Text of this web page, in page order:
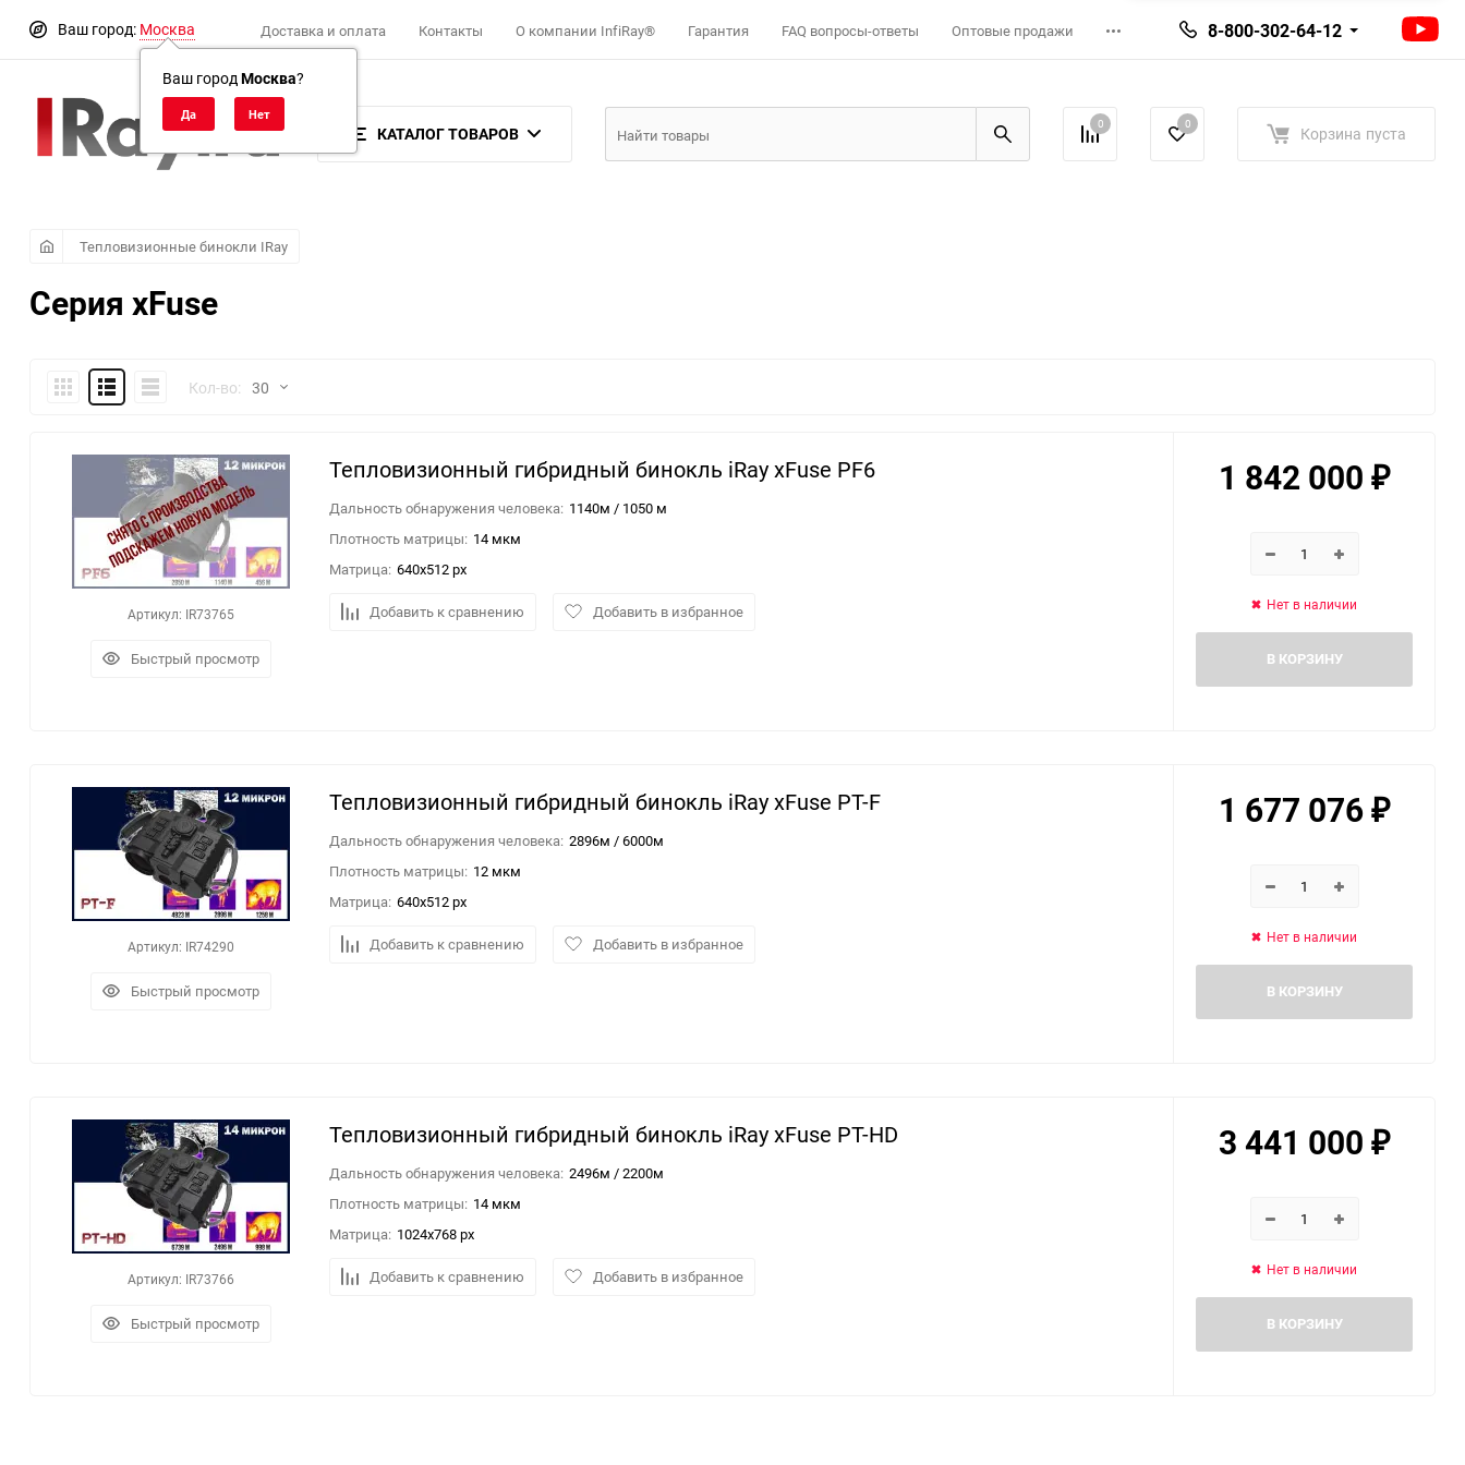
Ваш город: Москва
Ваш городМосква?
Доставка и оплата Контакты О компании InfiRay® Гарантия FAQ вопросы-ответы Оптовые продажи 8-800-302-64-12
КАТАЛОГ ТОВАРОВ 0 0 Корзина пуста
Тепловизионные бинокли IRay
Серия xFuse
ПлиткаПодробноКомпактноКол-во: 30
30
60
90
150
Артикул: IR73765
Быстрый просмотр
Тепловизионный гибридный бинокль iRay xFuse PF6
Дальность обнаружения человека: 1140м / 1050 м
Плотность матрицы: 14 мкм
Матрица: 640x512 px
Добавить к сравнению Добавить в избранное
1 842 000 ₽
Нет в наличии
В КОРЗИНУ
Артикул: IR74290
Быстрый просмотр
Тепловизионный гибридный бинокль iRay xFuse PT-F
Дальность обнаружения человека: 2896м / 6000м
Плотность матрицы: 12 мкм
Матрица: 640x512 px
Добавить к сравнению Добавить в избранное
1 677 076 ₽
Нет в наличии
В КОРЗИНУ
Артикул: IR73766
Быстрый просмотр
Тепловизионный гибридный бинокль iRay xFuse PT-HD
Дальность обнаружения человека: 2496м / 2200м
Плотность матрицы: 14 мкм
Матрица: 1024x768 px
Добавить к сравнению Добавить в избранное
3 441 000 ₽
Нет в наличии
В КОРЗИНУ